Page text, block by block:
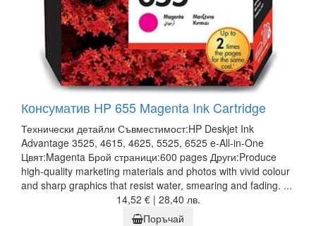
Консуматив HP 655 Magenta Ink Cartridge
Технически детайли Съвместимост:HP Deskjet Ink
Advantage 3525, 4615, 4625, 5525, 6525 e-All-in-One
Цвят:Magenta Брой страници:600 pages Други:Produce
high-quality marketing materials and photos with vivid colour
and sharp graphics that resist water, smearing and fading. ...
14,52 € | 28,40 лв.
Поръчай